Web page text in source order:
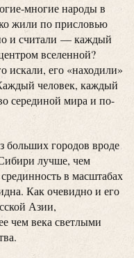
многие народы в
жили по присловью
и считали — каждый
вселенной?
искали, его «находили»
человек, каждый
серединой мира и по-
больших городов вроде
лучше, чем
в масштабах
Как очевидно и его
Азии,
чем века светлыми